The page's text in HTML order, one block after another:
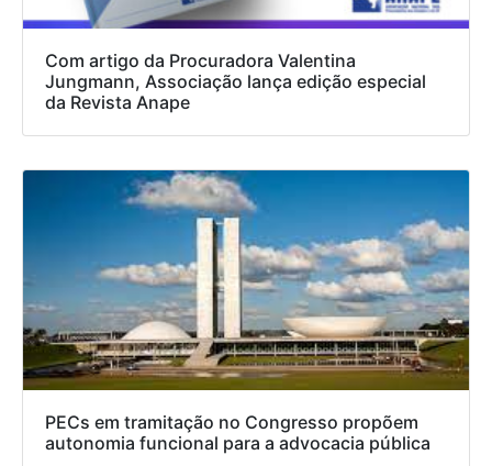
Com artigo da Procuradora Valentina
Jungmann, Associação lança edição especial
da Revista Anape
PECs em tramitação no Congresso propõem
autonomia funcional para a advocacia pública